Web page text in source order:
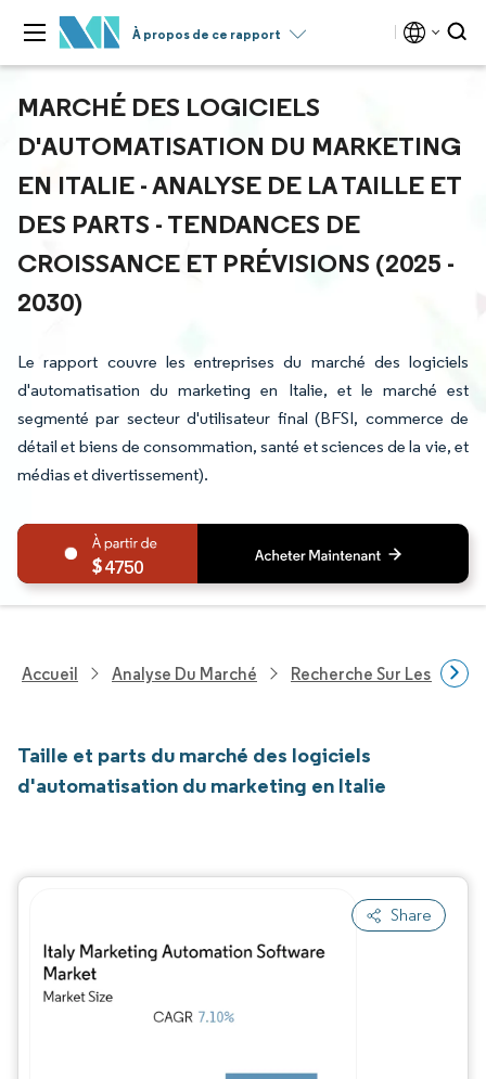
À propos de ce rapport
MARCHÉ DES LOGICIELS
D'AUTOMATISATION DU MARKETING
EN ITALIE - ANALYSE DE LA TAILLE ET
DES PARTS - TENDANCES DE
CROISSANCE ET PRÉVISIONS (2025 -
2030)
Le rapport couvre les entreprises du marché des logiciels
d'automatisation du marketing en Italie, et le marché est
segmenté par secteur d'utilisateur final (BFSI, commerce de
détail et biens de consommation, santé et sciences de la vie, et
médias et divertissement).
4750
Accueil Analyse Du Marché Recherche Sur Les
Taille et parts du marché des logiciels
d'automatisation du marketing en Italie
Share